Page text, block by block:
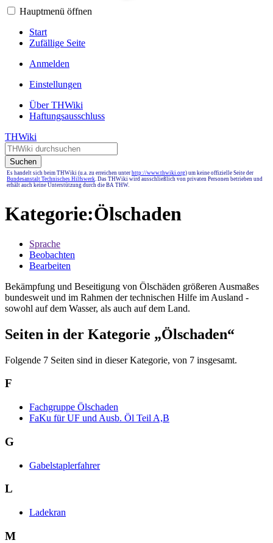
Hauptmenü öffnen
Start
Zufällige Seite
Anmelden
Einstellungen
Über THWiki
Haftungsausschluss
THWiki
Suchen
Es handelt sich beim THWiki (u.a. zu erreichen unter http://www.thwiki.org) um keine offizielle Seite der
Bundesanstalt Technisches Hilfswerk. Das THWiki wird ausschließlich von privaten Personen betrieben und
erhält auch keine Unterstützung durch die BA THW.
Kategorie:Ölschaden
Sprache
Beobachten
Bearbeiten
Bekämpfung und Beseitigung von Ölschäden größeren Ausmaßes
bundesweit und im Rahmen der technischen Hilfe im Ausland -
sowohl auf dem Wasser, als auch auf dem Land.
Seiten in der Kategorie „Ölschaden“
Folgende 7 Seiten sind in dieser Kategorie, von 7 insgesamt.
F
Fachgruppe Ölschaden
FaKu für UF und Ausb. Öl Teil A,B
G
Gabelstaplerfahrer
L
Ladekran
M